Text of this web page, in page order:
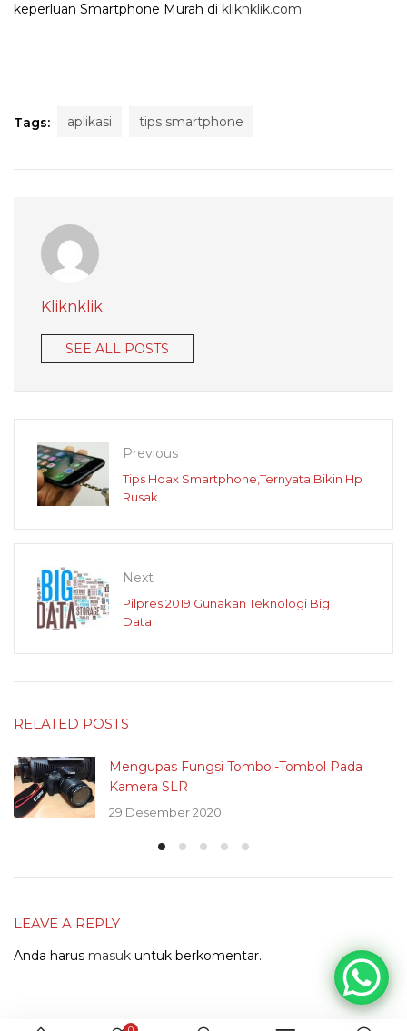
keperluan Smartphone Murah di kliknklik.com
Tags: aplikasi tips smartphone
Kliknklik
SEE ALL POSTS
Previous
Tips Hoax Smartphone,Ternyata Bikin Hp
Rusak
Next
Pilpres 2019 Gunakan Teknologi Big
Data
RELATED POSTS
Mengupas Fungsi Tombol-Tombol Pada
Kamera SLR
29 Desember 2020
LEAVE A REPLY
Anda harus masuk untuk berkomentar.